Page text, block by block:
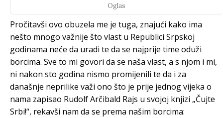
Oglas
Pročitavši ovo obuzela me je tuga, znajući kako ima
nešto mnogo važnije što vlast u Republici Srpskoj
godinama neće da uradi te da se najprije time oduži
borcima. Sve to mi govori da se naša vlast, a s njom i mi,
ni nakon sto godina nismo promijenili te da i za
današnje neprilike važi ono što je prije jednog vijeka o
nama zapisao Rudolf Arčibald Rajs u svojoj knjizi „Čujte
Srbi!“, rekavši nam da se prema našim borcima: